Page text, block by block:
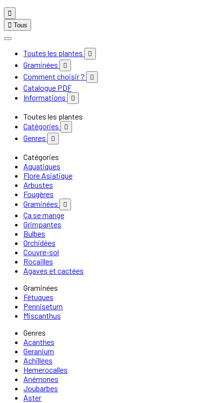

 Tous
Toutes les plantes 
Graminées 
Comment choisir ? 
Catalogue PDF
Informations

Toutes les plantes
Catégories

Genres 
Catégories
Aquatiques
Flore Asiatique
Arbustes
Fougères
Graminées

Ça se mange
Grimpantes
Bulbes
Orchidées
Couvre-sol
Rocailles
Agaves et cactées
Graminées
Fétuques
Pennisetum
Miscanthus
Genres
Acanthes
Geranium
Achillées
Hemerocalles
Anémones
Joubarbes
Aster